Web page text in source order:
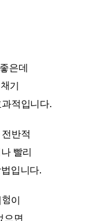
은데
기
적입니다.
반적
빨리
입니다.
이
으면